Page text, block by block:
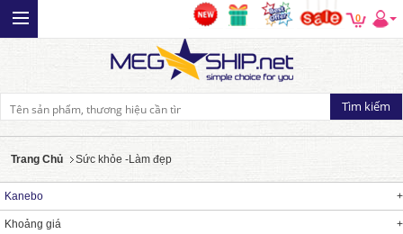
0
Trang Chủ Sức khỏe -Làm đẹp
Kanebo
Khoảng giá